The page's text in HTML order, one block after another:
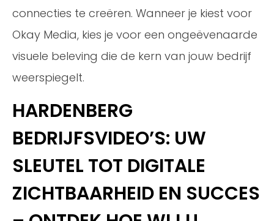
connecties te creëren. Wanneer je kiest voor
Okay Media, kies je voor een ongeëvenaarde
visuele beleving die de kern van jouw bedrijf
weerspiegelt.
HARDENBERG
BEDRIJFSVIDEO’S: UW
SLEUTEL TOT DIGITALE
ZICHTBAARHEID EN SUCCES